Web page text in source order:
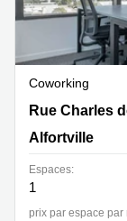
Coworking
5 Rue Charles
Rue Charles
Alfortville
Espaces:
1
prix par espace par